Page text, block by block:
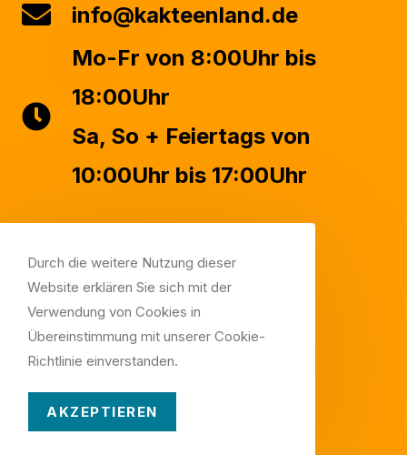
info@kakteenland.de
Mo-Fr von 8:00Uhr bis
18:00Uhr
Sa, So + Feiertags von
10:00Uhr bis 17:00Uhr
RICHTLINIEN
Datenschutz
Durch die weitere Nutzung dieser
Website erklären Sie sich mit der
Verwendung von Cookies in
Übereinstimmung mit unserer Cookie-
Richtlinie einverstanden.
AKZEPTIEREN